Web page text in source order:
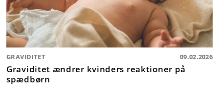
GRAVIDITET 09.02.2026
Graviditet ændrer kvinders reaktioner på
spædbørn